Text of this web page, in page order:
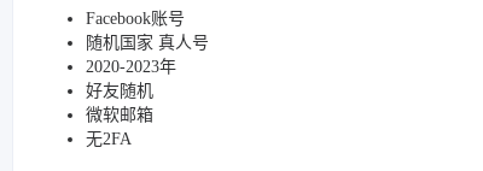
Facebook账号
随机国家 真人号
2020-2023年
好友随机
微软邮箱
无2FA